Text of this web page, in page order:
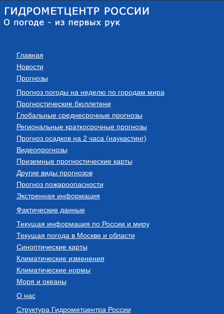
Главная
Новости
Прогнозы
Прогноз погоды на неделю по городам мира
Прогностические бюллетени
Глобальные среднесрочные прогнозы
Региональные краткосрочные прогнозы
Прогноз осадков на 2 часа (наукастинг)
Видеопрогнозы
Приземные прогностические карты
Другие виды прогнозов
Прогноз пожароопасности
Экстренная информация
Фактические данные
Текущая информация по России и миру
Текущая погода в Москве и области
Синоптические карты
Климатические изменения
Климатические нормы
Моря и океаны
О нас
Структура Гидрометцентра России